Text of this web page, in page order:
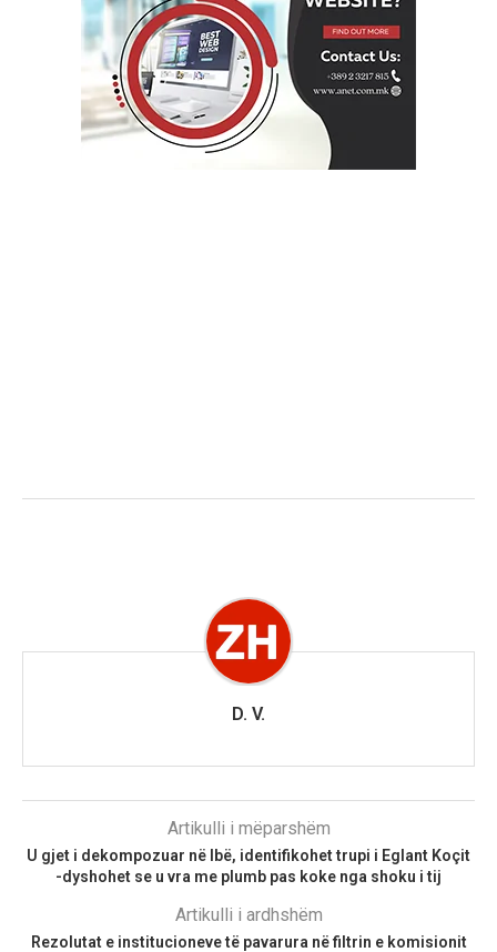
D. V.
Artikulli i mëparshëm
U gjet i dekompozuar në Ibë, identifikohet trupi i Eglant Koçit
-dyshohet se u vra me plumb pas koke nga shoku i tij
Artikulli i ardhshëm
Rezolutat e institucioneve të pavarura në filtrin e komisionit